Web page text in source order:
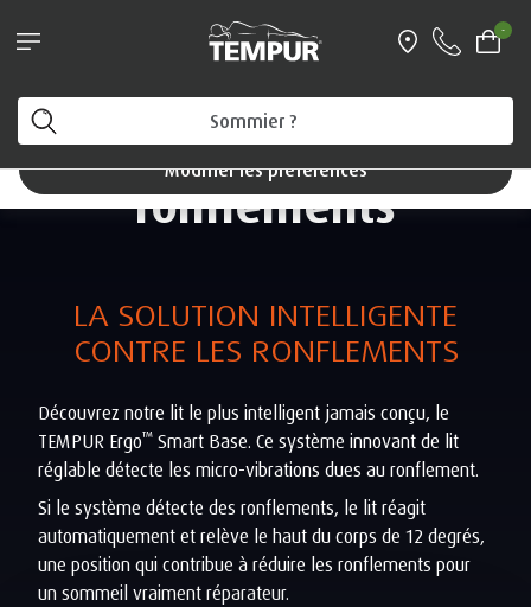
-
pouvez modifier vos préférences à tout moment.
Modifier les préférences
Une technologie pour
déjouer les
ronflements
LA SOLUTION INTELLIGENTE
CONTRE LES RONFLEMENTS
Découvrez notre lit le plus intelligent jamais conçu, le
TEMPUR Ergo™ Smart Base. Ce système innovant de lit
réglable détecte les micro-vibrations dues au ronflement.
Si le système détecte des ronflements, le lit réagit
automatiquement et relève le haut du corps de 12 degrés,
une position qui contribue à réduire les ronflements pour
un sommeil vraiment réparateur.